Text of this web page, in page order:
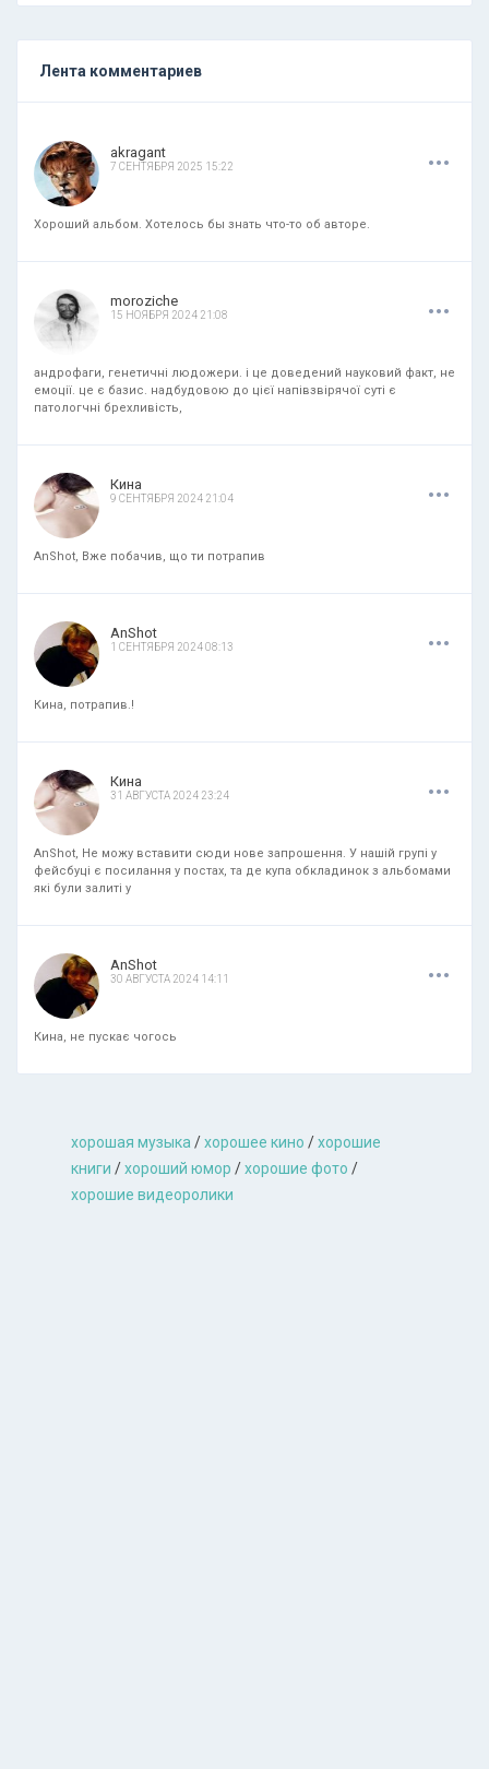
Лента комментариев
akragant
7 СЕНТЯБРЯ 2025 15:22 ...
Хороший альбом. Хотелось бы знать что-то об авторе.
moroziche
15 НОЯБРЯ 2024 21:08 ...
андрофаги, генетичні людожери. і це доведений науковий факт, не
емоції. це є базис. надбудовою до цієї напівзвірячої суті є
патологчні брехливість,
Кина
9 СЕНТЯБРЯ 2024 21:04 ...
AnShot, Вже побачив, що ти потрапив
AnShot
1 СЕНТЯБРЯ 2024 08:13 ...
Кина, потрапив.!
Кина
31 АВГУСТА 2024 23:24 ...
AnShot, Не можу вставити сюди нове запрошення. У нашій групі у
фейсбуці є посилання у постах, та де купа обкладинок з альбомами
які були залиті у
AnShot
30 АВГУСТА 2024 14:11 ...
Кина, не пускає чогось
хорошая музыкa /хорошее кино /хорошие
книги /хороший юмор /хорошие фото /
хорошие видеоролики